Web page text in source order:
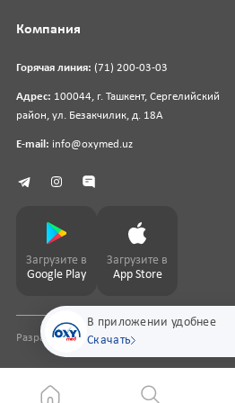
В приложении удобнее
Скачать
Горячая линия: (71) 200-03-03
Адрес: 100044, г. Ташкент, Сергелийский
район, ул. Безакчилик, д. 18А
E-mail: info@oxymed.uz
Компания
Загрузите в
Google Play
Загрузите в
App Store
Разработка сайтаpharmit.uz